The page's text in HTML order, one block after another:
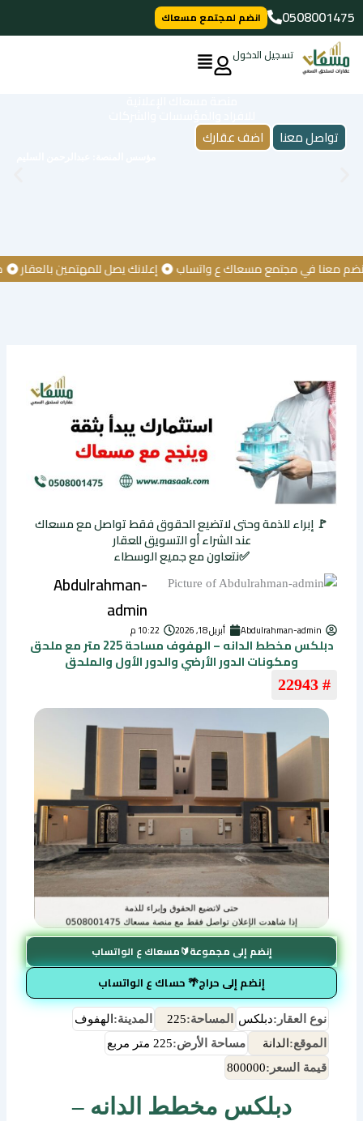
تخطي
إلى
المحتوى
0508001475
انضم لمجتمع مسعاك
تسجيل الدخول
تواصل معنا اضف عقارك
في مجتمع مسعاك ع واتساب إعلانك يصل للمهتمين بالعقار كن
🚩 إبراء للذمة وحتى لاتضيع الحقوق فقط تواصل مع مسعاك
عند الشراء أو التسويق للعقار
✅نتعاون مع جميع الوسطاء
Abdulrahman-
admin
Abdulrahman-admin أبريل 18, 2026 10:22 م
دبلكس مخطط الدانه – الهفوف مساحة 225 متر مع ملحق
ومكونات الدور الأرضي والدور الأول والملحق
# 22943
إنضم إلى مجموعة🔰مسعاك ع الواتساب
إنضم إلى حراج🌴 حساك ع الواتساب
نوع العقار:دبلكس المساحة:225 المدينة: الهفوف
الموقع: الدانة مساحة الأرض:225 متر مربع
قيمة السعر:800000
دبلكس مخطط الدانه –